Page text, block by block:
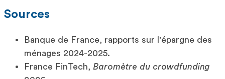
Sources
Banque de France, rapports sur l'épargne des
ménages 2024-2025.
France FinTech, Baromètre du crowdfunding